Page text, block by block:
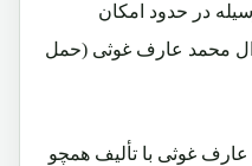
در حدود امکان
محمد عارف غوثی (حمل
غوثی با تألیف همچو